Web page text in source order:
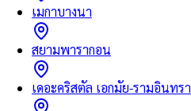
เมกาบางนา
สยามพารากอน
เดอะคริสตัล เอกมัย-รามอินทรา